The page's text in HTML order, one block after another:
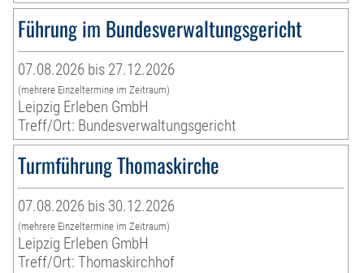
Führung im Bundesverwaltungsgericht
07.08.2026 bis 27.12.2026
(mehrere Einzeltermine im Zeitraum)
Leipzig Erleben GmbH
Treff/Ort: Bundesverwaltungsgericht
Turmführung Thomaskirche
07.08.2026 bis 30.12.2026
(mehrere Einzeltermine im Zeitraum)
Leipzig Erleben GmbH
Treff/Ort: Thomaskirchhof